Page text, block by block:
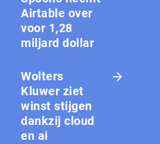
Airtable over
voor 1,28
miljard dollar
Wolters
Kluwer ziet
winst stijgen
dankzij cloud
en ai